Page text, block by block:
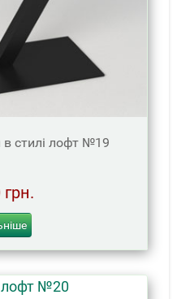
в стилі лофт №19
лофт №20